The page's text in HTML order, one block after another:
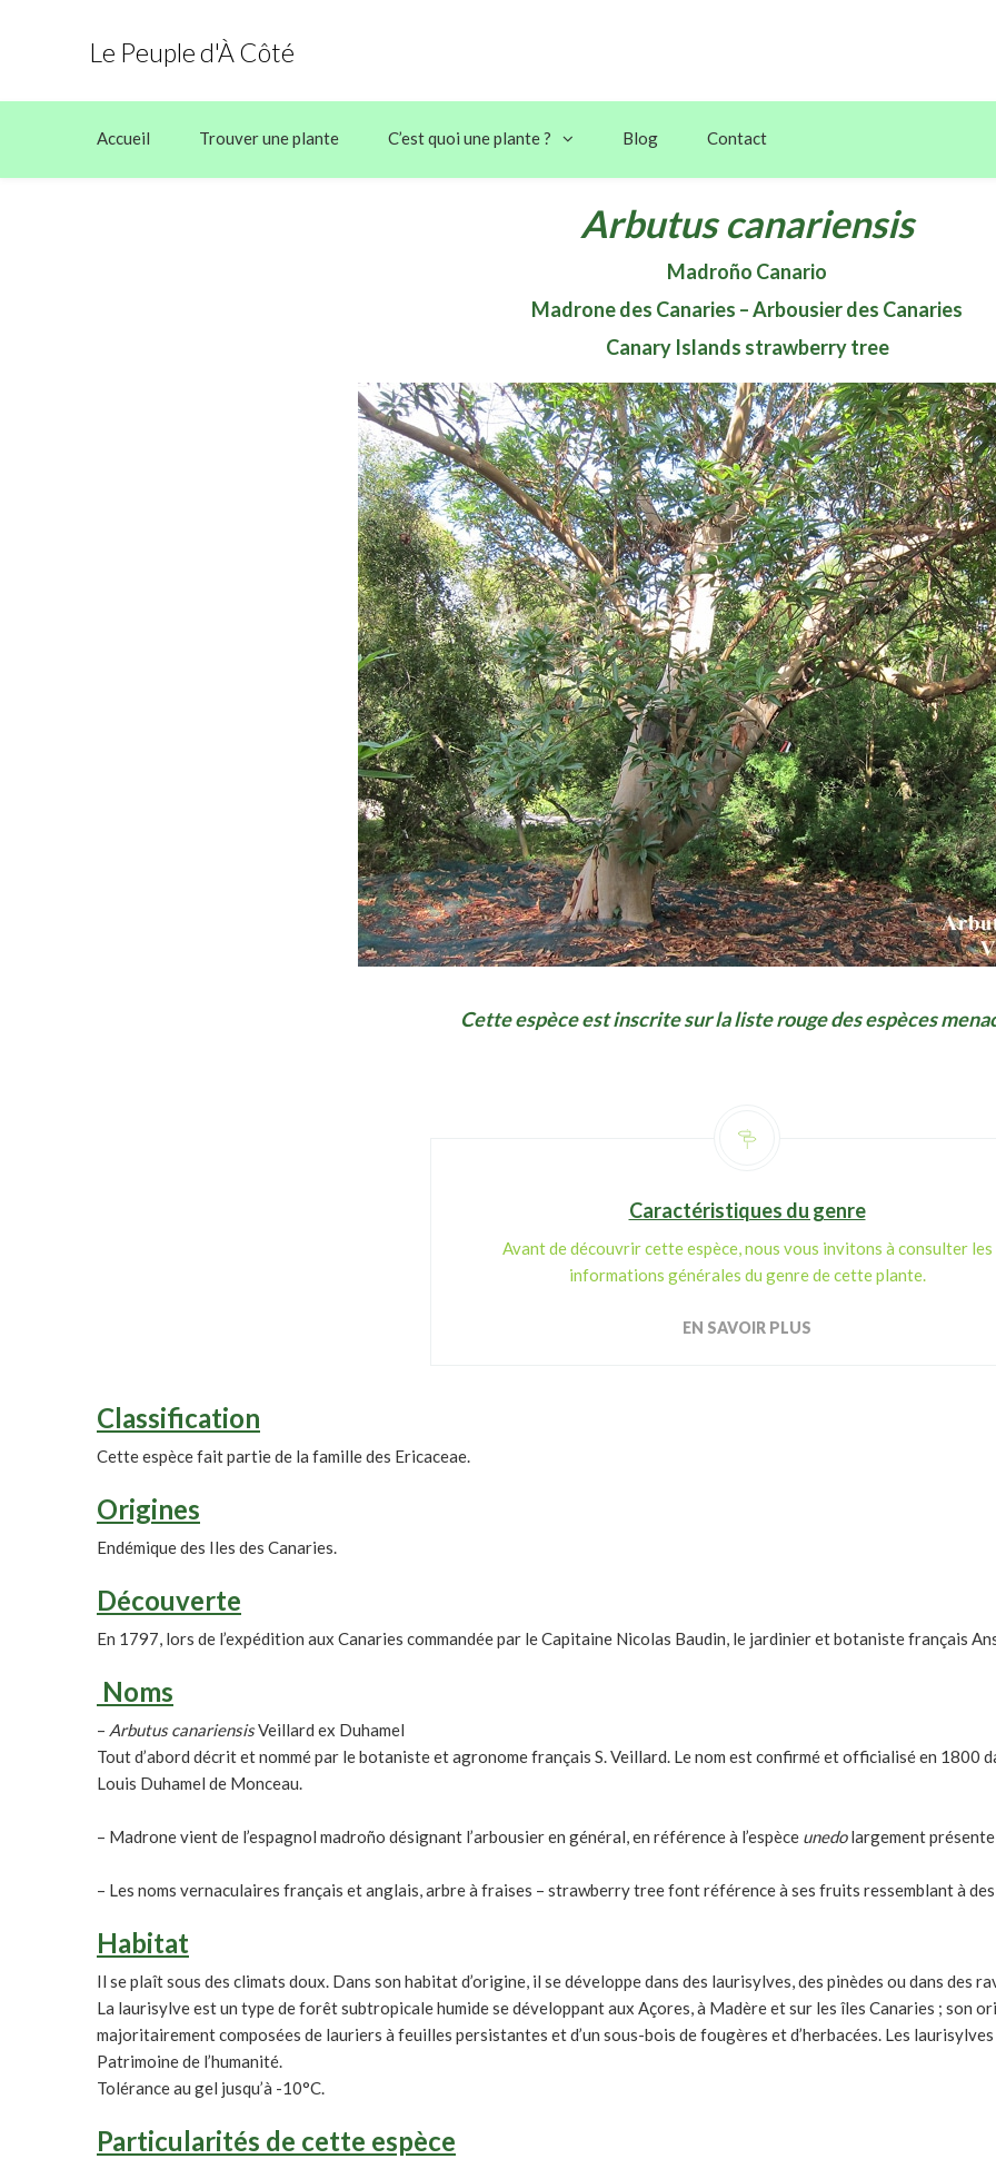
Le Peuple d'À Côté
Accueil Trouver une plante C’est quoi une plante ? Blog Contact
Arbutus canariensis
Madroño Canario
Madrone des Canaries – Arbousier des Canaries
Canary Islands strawberry tree
Cette espèce est inscrite sur la liste rouge des espèces
Caractéristiques du genre
Avant de découvrir cette espèce, nous vous invitons à consulter les
informations générales du genre de cette plante.
EN SAVOIR PLUS
Classification
Cette espèce fait partie de la famille des Ericaceae.
Origines
Endémique des Iles des Canaries.
Découverte
En 1797, lors de l’expédition aux Canaries commandée par le Capitaine Nicolas Baudin, le jardinier et botaniste français
Noms
– Arbutus canariensisVeillard ex Duhamel
Tout d’abord décrit et nommé par le botaniste et agronome français S. Veillard. Le nom est confirmé et officialisé en 1800
Louis Duhamel de Monceau.
– Madrone vient de l’espagnol madroño désignant l’arbousier en général, en référence à l’espèce unedolargement présente
– Les noms vernaculaires français et anglais, arbre à fraises – strawberry tree font référence à ses fruits ressemblant à
Habitat
Il se plaît sous des climats doux. Dans son habitat d’origine, il se développe dans des laurisylves, des pinèdes ou dans des
La laurisylve est un type de forêt subtropicale humide se développant aux Açores, à Madère et sur les îles Canaries ; son
majoritairement composées de lauriers à feuilles persistantes et d’un sous-bois de fougères et d’herbacées. Les
Patrimoine de l’humanité.
Tolérance au gel jusqu’à -10°C.
Particularités de cette espèce